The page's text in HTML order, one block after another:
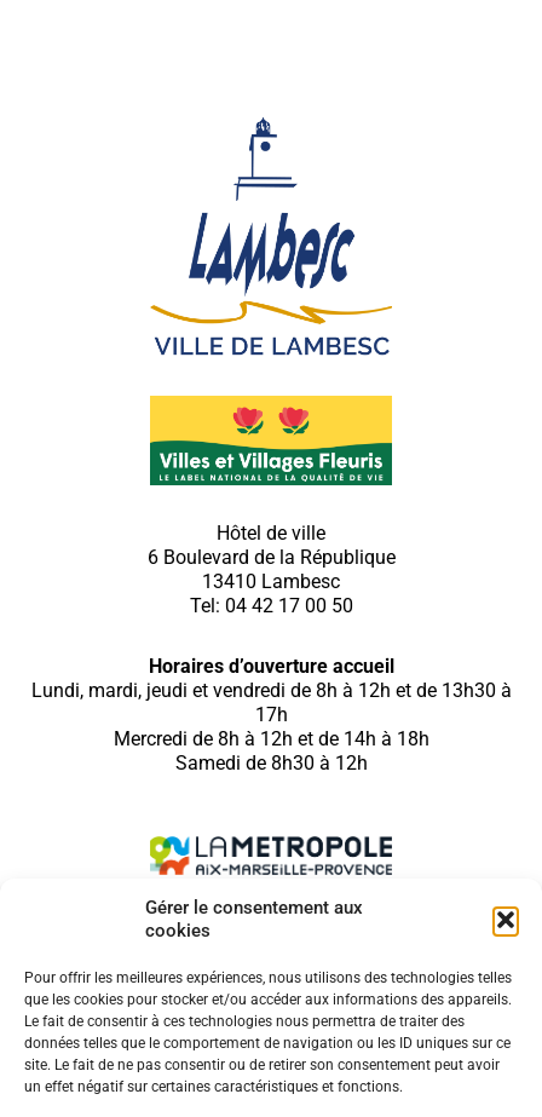
Gérer le consentement aux
cookies
Pour offrir les meilleures expériences, nous utilisons des technologies telles
que les cookies pour stocker et/ou accéder aux informations des appareils.
Le fait de consentir à ces technologies nous permettra de traiter des
données telles que le comportement de navigation ou les ID uniques sur ce
site. Le fait de ne pas consentir ou de retirer son consentement peut avoir
un effet négatif sur certaines caractéristiques et fonctions.
Hôtel de ville
6 Boulevard de la République
13410 Lambesc
Tel: 04 42 17 00 50
Horaires d’ouverture accueil
Lundi, mardi, jeudi et vendredi de 8h à 12h et de 13h30 à
17h
Mercredi de 8h à 12h et de 14h à 18h
Samedi de 8h30 à 12h
MENTIONS LÉGALES